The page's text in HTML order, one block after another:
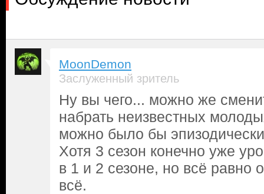
MoonDemon
Заслуженный зритель
Ну вы чего... можно же
набрать неизвестных
можно было бы
Хотя 3 сезон конечно уже
в 1 и 2 сезоне, но всё равно
всё.